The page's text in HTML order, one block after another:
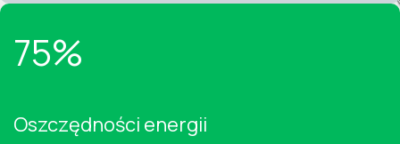
75%
Oszczędności energii